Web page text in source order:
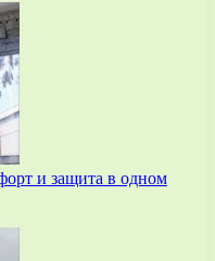
и защита в одном